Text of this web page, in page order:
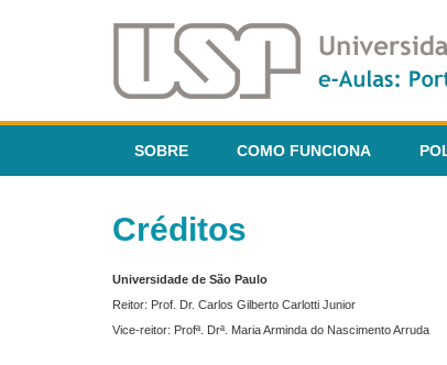
SOBRE COMO FUNCIONA
Créditos
Universidade de São Paulo
Reitor: Prof. Dr. Carlos Gilberto Carlotti Junior
Vice-reitor: Profª. Drª. Maria Arminda do Nascimento Arruda